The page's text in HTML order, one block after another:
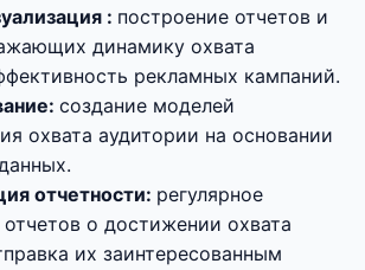
: построение отчетов и
динамику охвата
рекламных кампаний.
создание моделей
охвата аудитории на основании
отчетности: регулярное
о достижении охвата
их заинтересованным